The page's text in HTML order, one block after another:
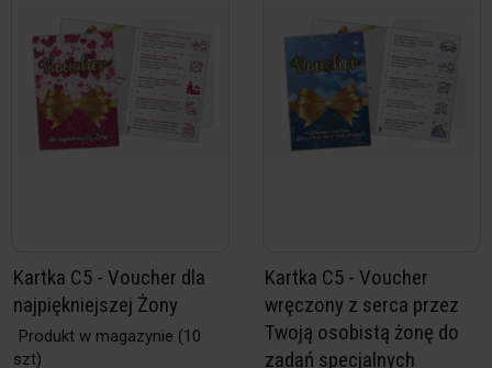
Kartka C5 - Voucher dla
najpiękniejszej Żony
Produkt w magazynie (10
szt)
Kartka C5 - Voucher
wręczony z serca przez
Twoją osobistą żonę do
zadań specjalnych